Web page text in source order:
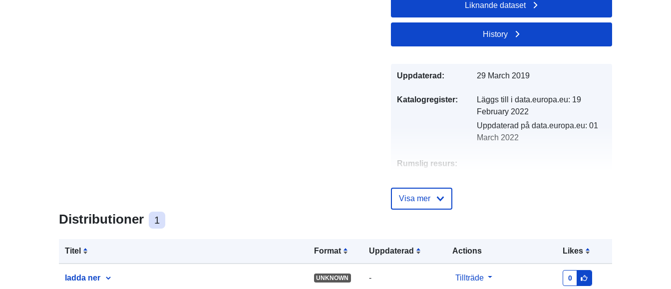
Distributioner 1
Titel Format Uppdaterad Actions Likes
ladda ner UNKNOWN - Tillträde 0
Liknande dataset
History
Uppdaterad: 29 March 2019
Katalogregister: Läggs till i data.europa.eu: 19
February 2022
Uppdaterad på data.europa.eu: 01
March 2022
Rumslig resurs:
Identifierare:
120066022-srv-946cc0f4-65b1-
4253-86a3-f543940d0fa3
Visa mer